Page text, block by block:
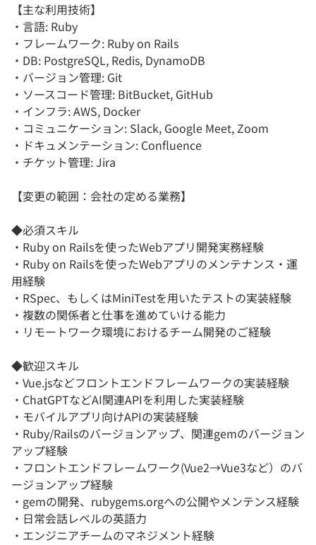
【主な利用技術】
・言語: Ruby
・フレームワーク: Ruby on Rails
・DB: PostgreSQL, Redis, DynamoDB
・バージョン管理: Git
・ソースコード管理: BitBucket, GitHub
・インフラ: AWS, Docker
・コミュニケーション: Slack, Google Meet, Zoom
・ドキュメンテーション: Confluence
・チケット管理: Jira
【変更の範囲：会社の定める業務】
◆必須スキル
・Ruby on Railsを使ったWebアプリ開発実務経験
・Ruby on Railsを使ったWebアプリのメンテナンス・運
用経験
・RSpec、もしくはMiniTestを用いたテストの実装経験
・複数の関係者と仕事を進めていける能力
・リモートワーク環境におけるチーム開発のご経験
◆歓迎スキル
・Vue.jsなどフロントエンドフレームワークの実装経験
・ChatGPTなどAI関連APIを利用した実装経験
・モバイルアプリ向けAPIの実装経験
・Ruby/Railsのバージョンアップ、関連gemのバージョン
アップ経験
・フロントエンドフレームワーク(Vue2→Vue3など）のバ
ージョンアップ経験
・gemの開発、rubygems.orgへの公開やメンテンス経験
・日常会話レベルの英語力
・エンジニアチームのマネジメント経験